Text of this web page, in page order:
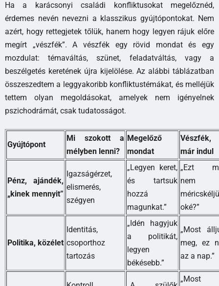
Ha a karácsonyi családi konfliktusokat megelőznéd,
érdemes nevén nevezni a klasszikus gyújtópontokat. Nem
azért, hogy rettegjetek tőlük, hanem hogy legyen rájuk előre
megírt „vészfék”. A vészfék egy rövid mondat és egy
mozdulat: témaváltás, szünet, feladatváltás, vagy a
beszélgetés keretének újra kijelölése. Az alábbi táblázatban
összeszedtem a leggyakoribb konfliktustémákat, és melléjük
tettem olyan megoldásokat, amelyek nem igényelnek
pszichodrámát, csak tudatosságot.
Gyújtópont
Mi szokott a
mélyben lenni?
Megelőző
mondat
Vészfék,
már indul
Pénz, ajándék,
„kinek mennyit”
Igazságérzet,
elismerés,
szégyen
„Legyen keret,
és tartsuk
hozzá
magunkat.”
„Ezt
nem
oké?”
Politika, közélet
Identitás,
csoporthoz
tartozás
„Idén hagyjuk
a politikát,
legyen
békésebb.”
„Most
meg, ez
az a nap.”
„Most